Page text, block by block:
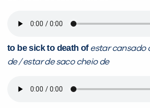
to be sick to death of estar cansado
de / estar de saco cheio de